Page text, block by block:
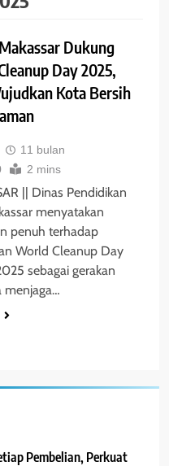
Dukung
Day 2025,
Kota Bersih
11 bulan
2 mins
|| Dinas Pendidikan
menyatakan
penuh terhadap
World Cleanup Day
sebagai gerakan
menjaga…
Pembelian, Perkuat